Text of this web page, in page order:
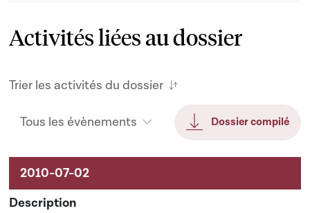
Activités liées au dossier
Trier les activités du dossier
Tous les évènements Dossier compilé
Activités liées au dossier